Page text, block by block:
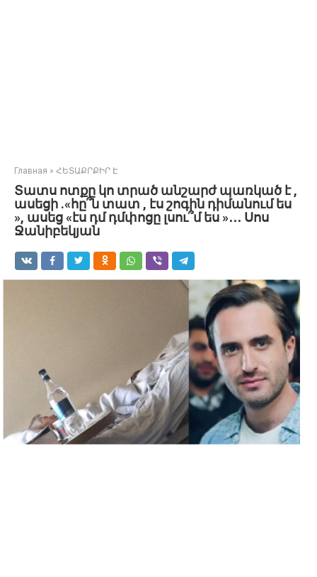
Главная » ՀԵՏԱՔՐՔԻՐ Է
Տատս ոտքը կո տրած անշարժ պառկած է ,
ասեցի .«հը՞ն տատ , էս շոգին դիմանում ես
», ասեց «էս դմ դմփոցը լսու՞մ ես »․․․ Սոս
Ջանիբեկյան